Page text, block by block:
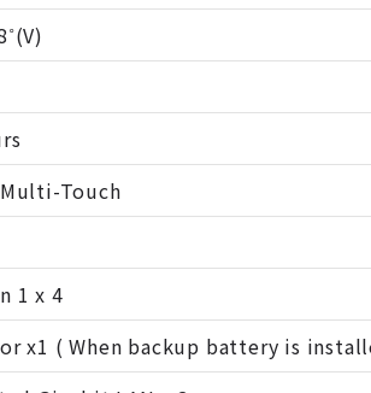
Touch
1 x 4
or x1 ( When backup battery is